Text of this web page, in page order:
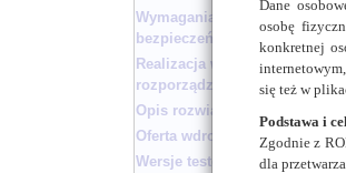
Wymagania w zakresie
bezpieczeństwa serwisu BIP
Realizacja wymogów
rozporządzenia
Opis rozwiązania
Oferta wdrożenia
Wersje testowe biuletynu
Dane
osobę
konkretnej
się też w
Podstawa i
Zgodnie z
dla